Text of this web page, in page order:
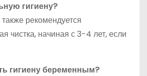
гигиену?
рекомендуется
чистка, начиная с 3-4 лет, если
гигиену беременным?